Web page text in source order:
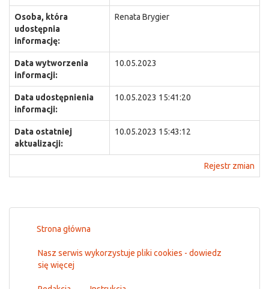
Osoba, która
udostępnia
informację:
Renata Brygier
Data wytworzenia
informacji:
10.05.2023
Data udostępnienia
informacji:
10.05.2023 15:41:20
Data ostatniej
aktualizacji:
10.05.2023 15:43:12
Rejestr zmian
Strona główna
Nasz serwis wykorzystuje pliki cookies - dowiedz
się więcej